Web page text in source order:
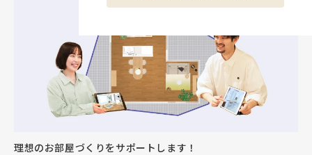
理想のお部屋づくりをサポートします！